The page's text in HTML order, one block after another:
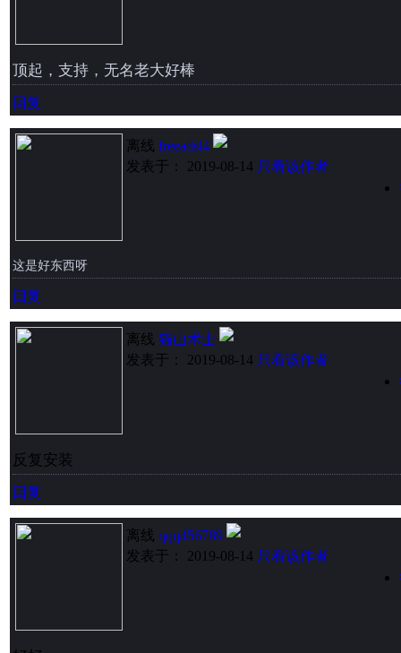
顶起，支持，无名老大好棒
回复
离线 freeadsl4
发表于： 2019-08-14 只看该作者
这是好东西呀
回复
离线 猫山术士
发表于： 2019-08-14 只看该作者
反复安装
回复
离线 qqq456789
发表于： 2019-08-14 只看该作者